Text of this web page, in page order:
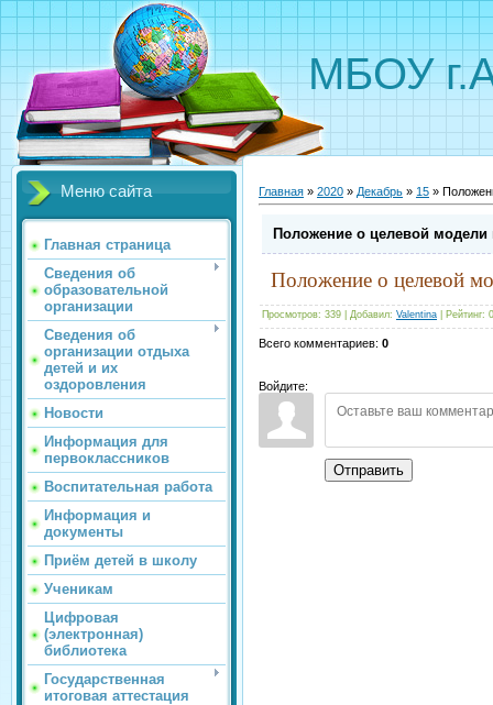
МБОУ
Меню сайта
Главная страница
Сведения об
образовательной
организации
Сведения об
организации отдыха
детей и их
оздоровления
Новости
Информация для
первоклассников
Воспитательная работа
Информация и
документы
Приём детей в школу
Ученикам
Цифровая
(электронная)
библиотека
Государственная
итоговая аттестация
Главная » 2020 » Декабрь » 15 »
Положение о целевой модели
Положение о целевой
Просмотров: 339 Добавил: Valentina Рейтинг:
Всего комментариев: 0
Войдите:
Отправить